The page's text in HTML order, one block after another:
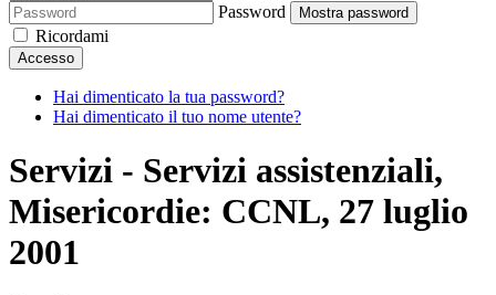
Password
Mostra password
Ricordami
Accesso
Hai dimenticato la tua password?
Hai dimenticato il tuo nome utente?
Servizi - Servizi assistenziali,
Misericordie: CCNL, 27 luglio
2001